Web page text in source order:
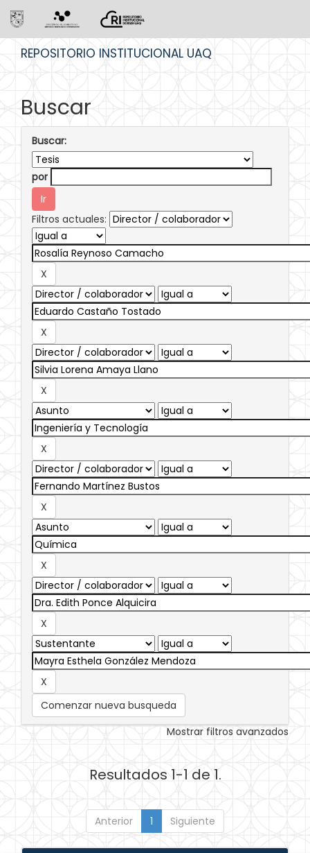
REPOSITORIO INSTITUCIONAL UAQ
Buscar
Buscar:
por
Filtros actuales:
Comenzar nueva busqueda
Mostrar filtros avanzados
Resultados 1-1 de 1.
Anterior 1 Siguiente